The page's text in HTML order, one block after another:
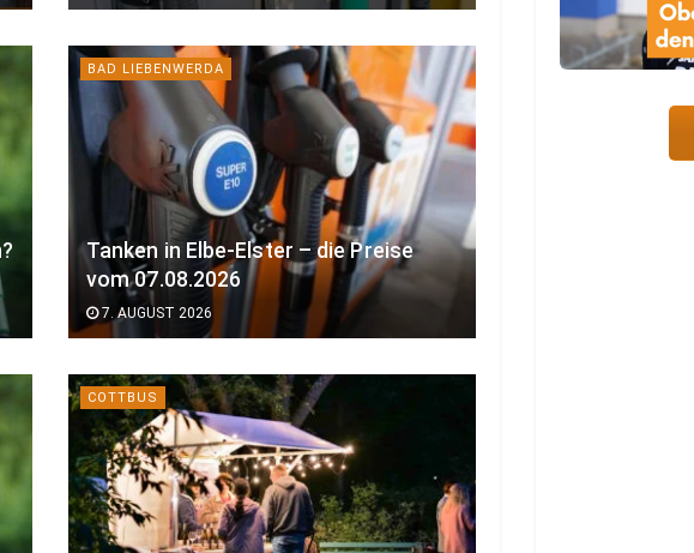
BAD LIEBENWERDA
Tanken in Elbe-Elster – die Preise
vom 07.08.2026
7. AUGUST 2026
COTTBUS